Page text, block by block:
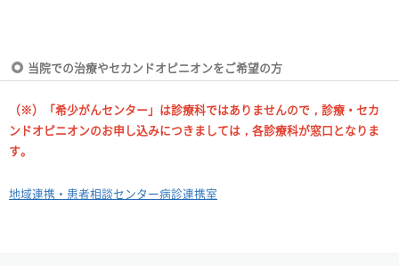
当院での治療やセカンドオピニオンをご希望の方
（※）「希少がんセンター」は診療科ではありませんので，診療・セカ
ンドオピニオンのお申し込みにつきましては，各診療科が窓口となりま
す。
地域連携・患者相談センター病診連携室